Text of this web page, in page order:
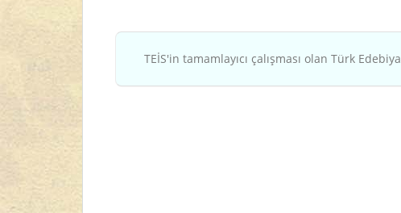
TEİS'in tamamlayıcı çalışması olan Türk